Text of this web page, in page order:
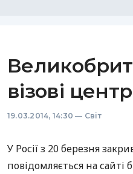
візові
19.03.2014, 14:30 — Світ
У Росії з 20 березня
повідомляється на сайті